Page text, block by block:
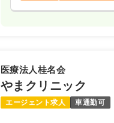
医療法人桂名会
やまクリニック
エージェント求人 車通勤可